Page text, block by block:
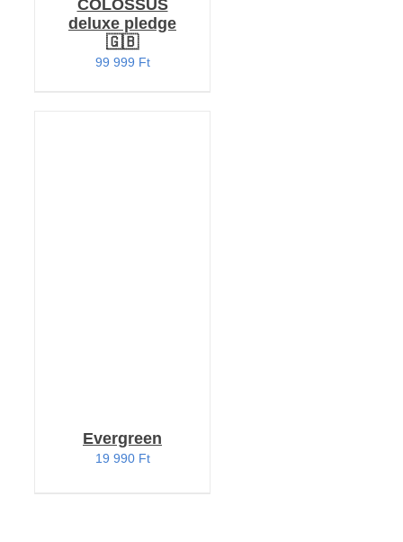
COLOSSUS
deluxe pledge
🇬🇧
99 999 Ft
Evergreen
19 990 Ft